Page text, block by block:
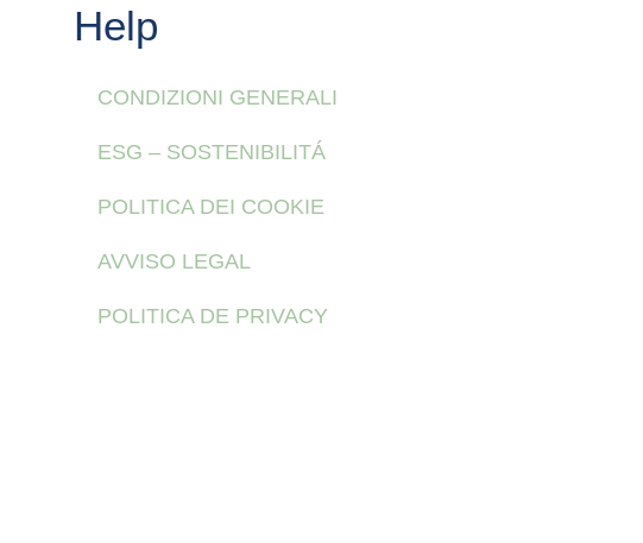
Help
CONDIZIONI GENERALI
ESG – SOSTENIBILITÁ
POLITICA DEI COOKIE
AVVISO LEGAL
POLITICA DE PRIVACY